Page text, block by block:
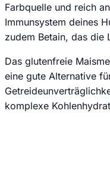
Farbquelle und reich
Immunsystem deines
zudem Betain, das die
Das glutenfreie
eine gute Alternative
komplexe